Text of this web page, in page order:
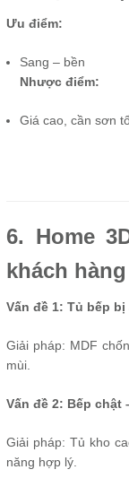
Ưu điểm:
Sang – bền
Nhược điểm:
Giá cao, cần sơn
6. Home
khách
Vấn đề 1: Tủ bếp
Giải pháp: MDF
mùi.
Vấn đề 2: Bếp chật
Giải pháp: Tủ kho
năng hợp lý.